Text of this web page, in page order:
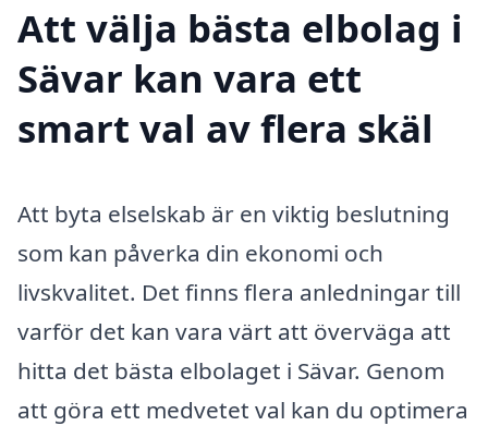
Att välja bästa elbolag i
Sävar kan vara ett
smart val av flera skäl
Att byta elselskab är en viktig beslutning
som kan påverka din ekonomi och
livskvalitet. Det finns flera anledningar till
varför det kan vara värt att överväga att
hitta det bästa elbolaget i Sävar. Genom
att göra ett medvetet val kan du optimera